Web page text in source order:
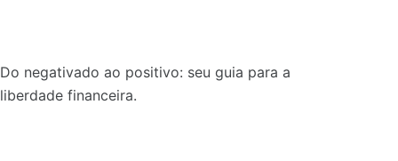
Do negativado ao positivo: seu guia para a
liberdade financeira.